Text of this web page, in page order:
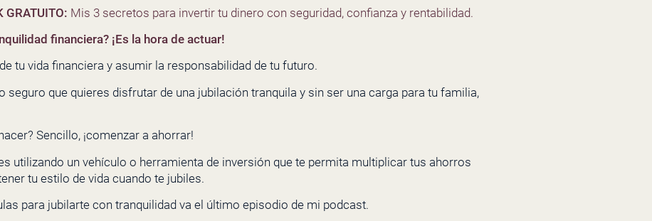
GRATUITO: Mis 3 secretos para invertir tu dinero con seguridad, confianza y rentabilidad.
financiera? ¡Es la hora de actuar!
tu vida financiera y asumir la responsabilidad de tu futuro.
seguro que quieres disfrutar de una jubilación tranquila y sin ser una carga para tu familia,
Sencillo, ¡comenzar a ahorrar!
utilizando un vehículo o herramienta de inversión que te permita multiplicar tus ahorros
tu estilo de vida cuando te jubiles.
para jubilarte con tranquilidad va el último episodio de mi podcast.